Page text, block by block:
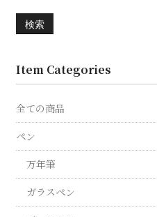
検索
Item Categories
全ての商品
ペン
万年筆
ガラスペン